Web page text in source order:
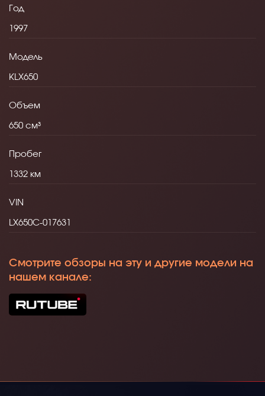
Год
1997
Модель
KLX650
Объем
650
Пробег
1332
VIN
LX650C-017631
Смотрите обзоры на эту и другие модели на
нашем канале: